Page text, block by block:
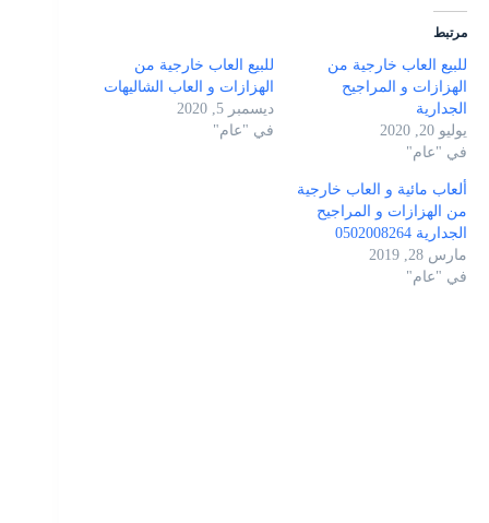
مرتبط
للبيع العاب خارجية من
الهزازات و المراجيح
الجدارية
يوليو 20, 2020
في "عام"
للبيع العاب خارجية من
الهزازات و العاب الشاليهات
ديسمبر 5, 2020
في "عام"
ألعاب مائية و العاب خارجية
من الهزازات و المراجيح
الجدارية 0502008264
مارس 28, 2019
في "عام"